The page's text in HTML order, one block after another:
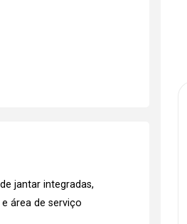
jantar integradas,
área de serviço